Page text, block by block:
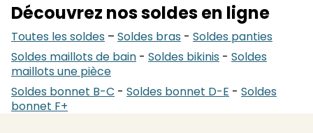
Découvrez nos soldes en ligne
Toutes les soldes – Soldes bras - Soldes panties
Soldes maillots de bain - Soldes bikinis - Soldes
maillots une pièce
Soldes bonnet B-C - Soldes bonnet D-E - Soldes
bonnet F+